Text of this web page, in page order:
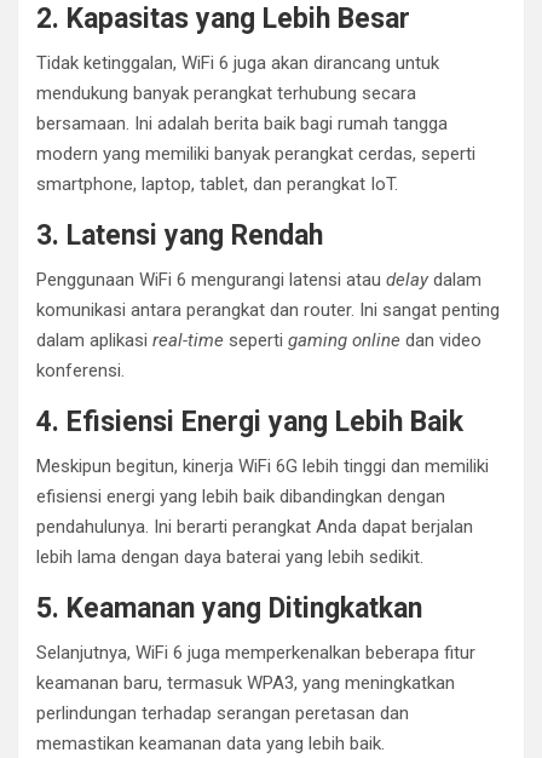
2. Kapasitas yang Lebih Besar
Tidak ketinggalan, WiFi 6 juga akan dirancang untuk
mendukung banyak perangkat terhubung secara
bersamaan. Ini adalah berita baik bagi rumah tangga
modern yang memiliki banyak perangkat cerdas, seperti
smartphone, laptop, tablet, dan perangkat IoT.
3. Latensi yang Rendah
Penggunaan WiFi 6 mengurangi latensi atau delay dalam
komunikasi antara perangkat dan router. Ini sangat penting
dalam aplikasi real-time seperti gaming online dan video
konferensi.
4. Efisiensi Energi yang Lebih Baik
Meskipun begitun, kinerja WiFi 6G lebih tinggi dan memiliki
efisiensi energi yang lebih baik dibandingkan dengan
pendahulunya. Ini berarti perangkat Anda dapat berjalan
lebih lama dengan daya baterai yang lebih sedikit.
5. Keamanan yang Ditingkatkan
Selanjutnya, WiFi 6 juga memperkenalkan beberapa fitur
keamanan baru, termasuk WPA3, yang meningkatkan
perlindungan terhadap serangan peretasan dan
memastikan keamanan data yang lebih baik.